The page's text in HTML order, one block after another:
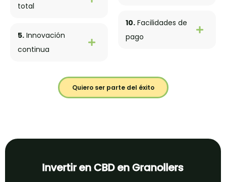
total
5. Innovación
continua
10. Facilidades de
pago
Quiero ser parte del éxito
Invertir en CBD en Granollers